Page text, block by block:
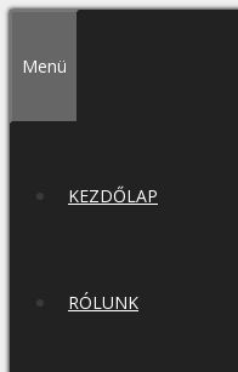
tartalomba
Menü
KEZDŐLAP
RÓLUNK